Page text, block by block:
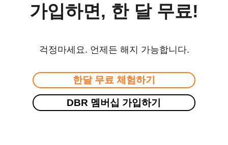
가입하면, 한 달 무료!
걱정마세요. 언제든 해지 가능합니다.
한달 무료 체험하기
DBR 멤버십 가입하기